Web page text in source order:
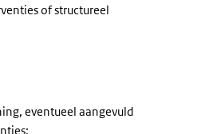
of structureel
eventueel aangevuld